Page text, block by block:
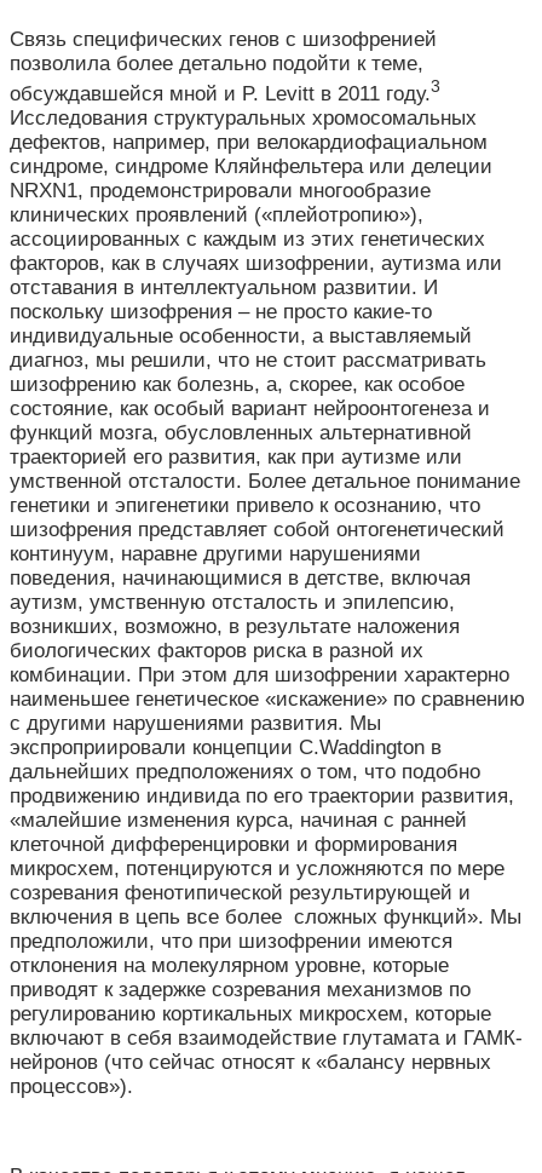
Связь специфических генов с шизофренией
позволила более детально подойти к теме,
обсуждавшейся мной и P. Levitt в 2011 году.3
Исследования структуральных хромосомальных
дефектов, например, при велокардиофациальном
синдроме, синдроме Кляйнфельтера или делеции
NRXN1, продемонстрировали многообразие
клинических проявлений («плейотропию»),
ассоциированных с каждым из этих генетических
факторов, как в случаях шизофрении, аутизма или
отставания в интеллектуальном развитии. И
поскольку шизофрения – не просто какие-то
индивидуальные особенности, а выставляемый
диагноз, мы решили, что не стоит рассматривать
шизофрению как болезнь, а, скорее, как особое
состояние, как особый вариант нейроонтогенеза и
функций мозга, обусловленных альтернативной
траекторией его развития, как при аутизме или
умственной отсталости. Более детальное понимание
генетики и эпигенетики привело к осознанию, что
шизофрения представляет собой онтогенетический
континуум, наравне другими нарушениями
поведения, начинающимися в детстве, включая
аутизм, умственную отсталость и эпилепсию,
возникших, возможно, в результате наложения
биологических факторов риска в разной их
комбинации. При этом для шизофрении характерно
наименьшее генетическое «искажение» по сравнению
с другими нарушениями развития. Мы
экспроприировали концепции C.Waddington в
дальнейших предположениях о том, что подобно
продвижению индивида по его траектории развития,
«малейшие изменения курса, начиная с ранней
клеточной дифференцировки и формирования
микросхем, потенцируются и усложняются по мере
созревания фенотипической результирующей и
включения в цепь все более сложных функций». Мы
предположили, что при шизофрении имеются
отклонения на молекулярном уровне, которые
приводят к задержке созревания механизмов по
регулированию кортикальных микросхем, которые
включают в себя взаимодействие глутамата и ГАМК-
нейронов (что сейчас относят к «балансу нервных
процессов»).